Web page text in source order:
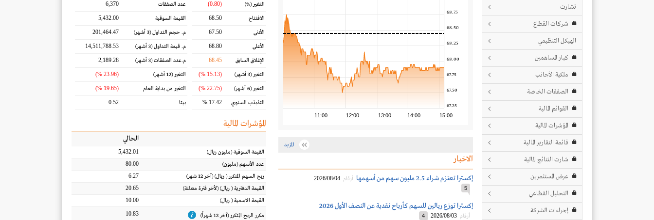
تشارت
شركات القطاع
الهيكل التنظيمي
كبار المساهمين
ملكية الأجانب
الصفقات الخاصة
القوائم المالية
المؤشرات المالية
قائمة التقارير المالية
شارت النتائج المالية
عرض المستثمرين
التحليل القطاعي
إجراءات الشركة
11:00 12:00 13:00 14:00 15:00
67.25
67.50
67.75
68.00
68.25
68.50
68.75
المزيد
الاخبار
إكسترا تعتزم شراء 2.5 مليون سهم من أسهمها أرقام 2026/08/04
5
إكسترا توزع ريالين للسهم كأرباح نقدية عن النصف الأول 2026
أرقام 2026/08/03
4
التغير(%)
(0.80)
الافتتاح 68.50
الأدنى 67.50
الأعلى 68.80
الإغلاق السابق 68.45
التغير(3 أشهر) (15.13 %)
التغير(6 أشهر) (22.75 %)
التذبذب السنوي 17.42 %
عدد الصفقات 6,370
القيمة السوقية 5,432.00
م. حجم التداول(3 أشهر) 201,464.47
م. قيمة التداول(3 أشهر) 14,511,788.53
م.عدد الصفقات(3 أشهر) 2,189.28
التغير(12 أشهر) (23.96 %)
التغير من بداية العام (19.65 %)
بيتا 0.52
المؤشرات المالية
الحالي
القيمة السوقية(مليون ريال)
5,432.01
عدد الأسهم(مليون)
80.00
ربح السهم المتكرر( ريال) (آخر 12 شهر)
6.27
القيمة الدفترية( ريال) (لأخر فترة معلنة)
20.65
القيمة الاسمية( ريال)
10.00
مكرر الربح المتكرر (آخر 12 شهراً) 10.83